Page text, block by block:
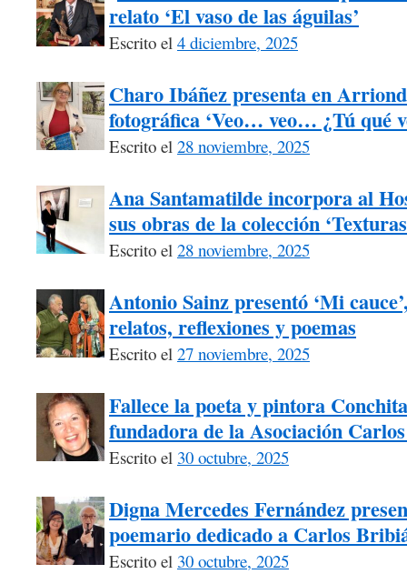
relato ‘El vaso de las águilas’
Escrito el 4 diciembre, 2025
Charo Ibáñez presenta en
fotográfica ‘Veo… veo… ¿Tú qué
Escrito el 28 noviembre, 2025
Ana Santamatilde incorpora al
sus obras de la colección
Escrito el 28 noviembre, 2025
Antonio Sainz presentó ‘Mi
relatos, reflexiones y poemas
Escrito el 27 noviembre, 2025
Fallece la poeta y pintora
fundadora de la Asociación
Escrito el 30 octubre, 2025
Digna Mercedes Fernández
poemario dedicado a Carlos
Escrito el 30 octubre, 2025